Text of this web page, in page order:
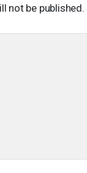
not be published.